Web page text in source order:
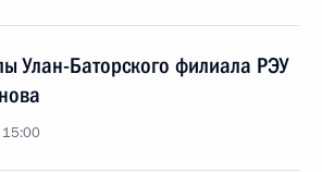
Улан-Баторского филиала РЭУ
15:00